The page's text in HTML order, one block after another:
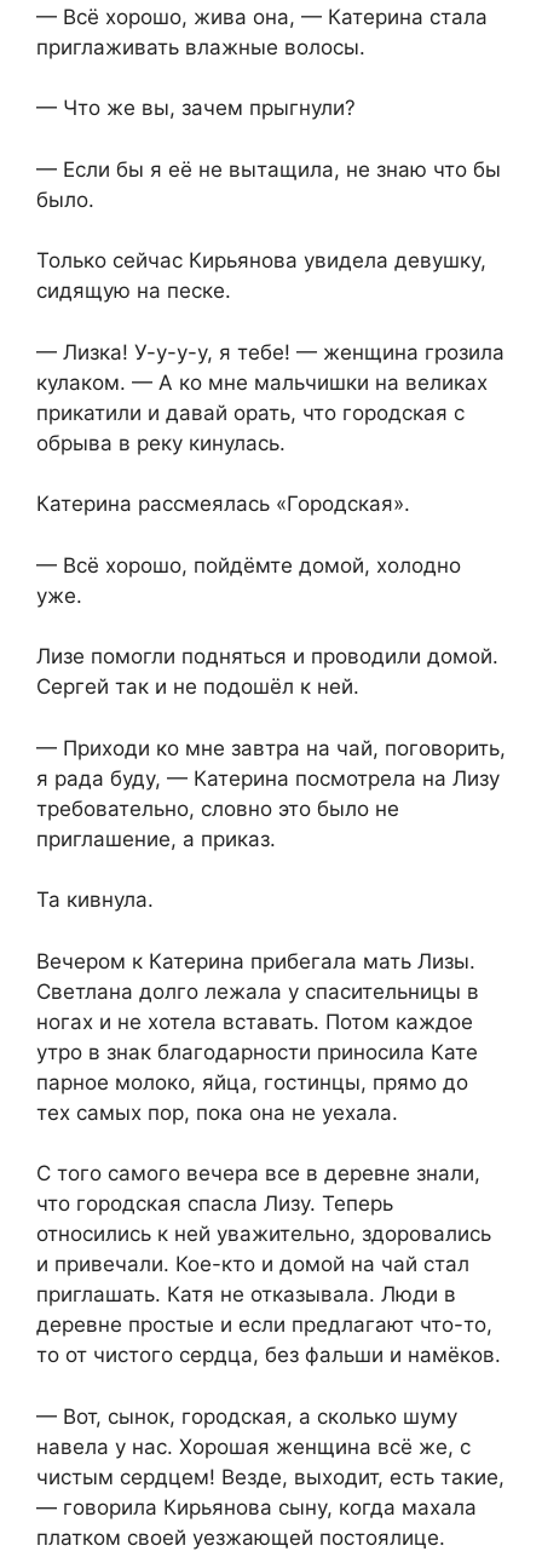
— Всё хорошо, жива она, — Катерина стала
приглаживать влажные волосы.
— Что же вы, зачем прыгнули?
— Если бы я её не вытащила, не знаю что бы
было.
Только сейчас Кирьянова увидела девушку,
сидящую на песке.
— Лизка! У-у-у-у, я тебе! — женщина грозила
кулаком. — А ко мне мальчишки на великах
прикатили и давай орать, что городская с
обрыва в реку кинулась.
Катерина рассмеялась «Городская».
— Всё хорошо, пойдёмте домой, холодно
уже.
Лизе помогли подняться и проводили домой.
Сергей так и не подошёл к ней.
— Приходи ко мне завтра на чай, поговорить,
я рада буду, — Катерина посмотрела на Лизу
требовательно, словно это было не
приглашение, а приказ.
Та кивнула.
Вечером к Катерина прибегала мать Лизы.
Светлана долго лежала у спасительницы в
ногах и не хотела вставать. Потом каждое
утро в знак благодарности приносила Кате
парное молоко, яйца, гостинцы, прямо до
тех самых пор, пока она не уехала.
С того самого вечера все в деревне знали,
что городская спасла Лизу. Теперь
относились к ней уважительно, здоровались
и привечали. Кое-кто и домой на чай стал
приглашать. Катя не отказывала. Люди в
деревне простые и если предлагают что-то,
то от чистого сердца, без фальши и намёков.
— Вот, сынок, городская, а сколько шуму
навела у нас. Хорошая женщина всё же, с
чистым сердцем! Везде, выходит, есть такие,
— говорила Кирьянова сыну, когда махала
платком своей уезжающей постоялице.